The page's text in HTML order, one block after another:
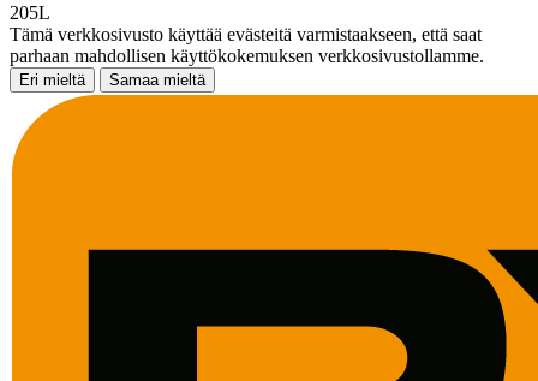
205L
Tämä verkkosivusto käyttää evästeitä varmistaakseen, että saat
parhaan mahdollisen käyttökokemuksen verkkosivustollamme.
Eri mieltä Samaa mieltä